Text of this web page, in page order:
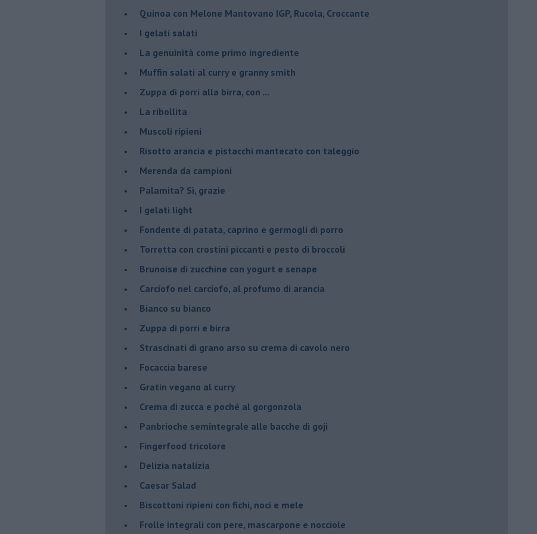
Quinoa con Melone Mantovano IGP, Rucola, Croccante
I gelati salati
La genuinità come primo ingrediente
Muffin salati al curry e granny smith
Zuppa di porri alla birra, con ...
La ribollita
Muscoli ripieni
Risotto arancia e pistacchi mantecato con taleggio
Merenda da campioni
Palamita? Sì, grazie
I gelati light
Fondente di patata, caprino e germogli di porro
Torretta con crostini piccanti e pesto di broccoli
Brunoise di zucchine con yogurt e senape
Carciofo nel carciofo, al profumo di arancia
Bianco su bianco
Zuppa di porri e birra
Strascinati di grano arso su crema di cavolo nero
Focaccia barese
Gratin vegano al curry
Crema di zucca e poché al gorgonzola
Panbrioche semintegrale alle bacche di goji
Fingerfood tricolore
Delizia natalizia
Caesar Salad
Biscottoni ripieni con fichi, noci e mele
Frolle integrali con pere, mascarpone e nocciole